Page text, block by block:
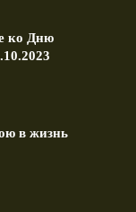
ко Дню
в жизнь
в жизнь (видео)